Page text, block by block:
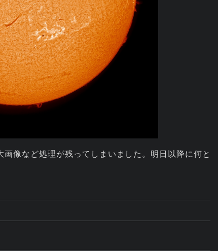
像など処理が残ってしまいました。明日以降に何と